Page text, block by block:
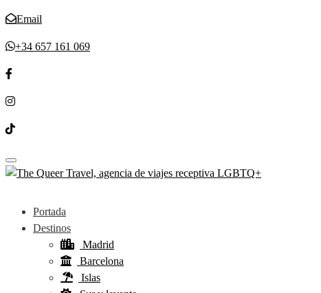
Email
+34 657 161 069
Toggle navigation
Portada
Destinos
Madrid
Barcelona
Islas